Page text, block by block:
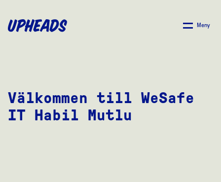
MAIN
Meny
Välkommen till WeSafe
IT Habil Mutlu